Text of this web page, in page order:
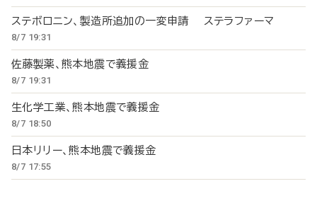
ステボロニン、製造所追加の一変申請 ステラファーマ
8/7 19:31
佐藤製薬、熊本地震で義援金
8/7 19:31
生化学工業、熊本地震で義援金
8/7 18:50
日本リリー、熊本地震で義援金
8/7 17:55